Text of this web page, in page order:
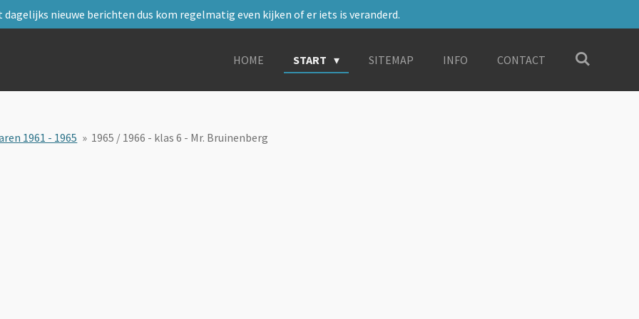
dagelijks nieuwe berichten dus kom regelmatig even kijken of er iets is veranderd.
HOME START SITEMAP INFO CONTACT
1961 - 1965 » 1965 / 1966 - klas 6 - Mr. Bruinenberg